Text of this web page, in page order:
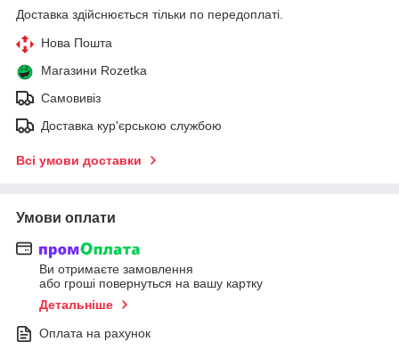
Доставка здійснюється тільки по передоплаті.
Нова Пошта
Магазини Rozetka
Самовивіз
Доставка кур'єрською службою
Всі умови доставки
Умови оплати
Ви отримаєте замовлення
або гроші повернуться на вашу картку
Детальніше
Оплата на рахунок